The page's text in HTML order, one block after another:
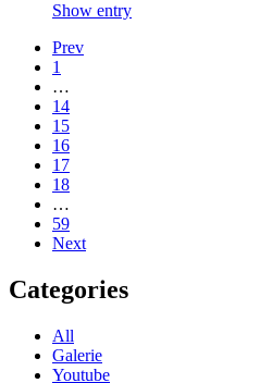
Show entry
Prev
1
…
14
15
16
17
18
…
59
Next
Categories
All
Galerie
Youtube